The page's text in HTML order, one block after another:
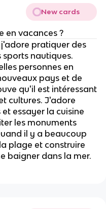
New cards
en vacances ?
pratiquer des
nautiques.
personnes en
pays et de
qu'il est intéressant
cultures. J'adore
essayer la cuisine
les monuments
il y a beaucoup
plage et construire
baigner dans la mer.